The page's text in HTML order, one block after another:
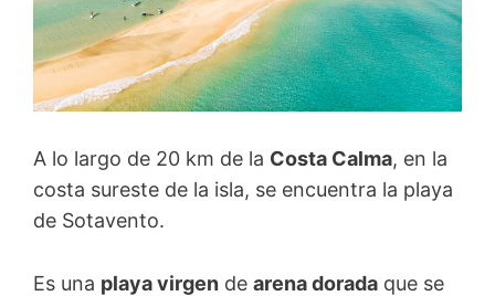
A lo largo de 20 km de la Costa Calma, en la
costa sureste de la isla, se encuentra la playa
de Sotavento.
Es una playa virgen de arena dorada que se